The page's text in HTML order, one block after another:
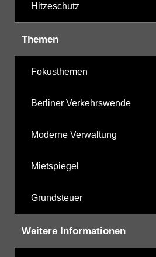
Hitzeschutz
Themen
Fokusthemen
Berliner Verkehrswende
Moderne Verwaltung
Mietspiegel
Grundsteuer
Weitere Informationen